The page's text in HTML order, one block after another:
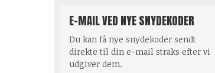
E-MAIL VED NYE SNYDEKODER
Du kan få nye snydekoder sendt
direkte til din e-mail straks efter vi
udgiver dem.